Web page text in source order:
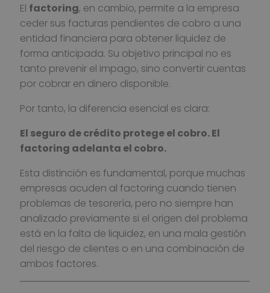
El factoring, en cambio, permite a la empresa
ceder sus facturas pendientes de cobro a una
entidad financiera para obtener liquidez de
forma anticipada. Su objetivo principal no es
tanto prevenir el impago, sino convertir cuentas
por cobrar en dinero disponible.
Por tanto, la diferencia esencial es clara:
El seguro de crédito protege el cobro. El
factoring adelanta el cobro.
Esta distinción es fundamental, porque muchas
empresas acuden al factoring cuando tienen
problemas de tesorería, pero no siempre han
analizado previamente si el origen del problema
está en la falta de liquidez, en una mala gestión
del riesgo de clientes o en una combinación de
ambos factores.